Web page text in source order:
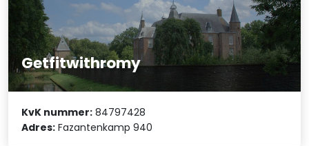
Getfitwithromy
KvK nummer: 84797428
Adres: Fazantenkamp 940